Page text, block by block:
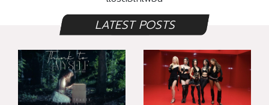
LATEST POSTS